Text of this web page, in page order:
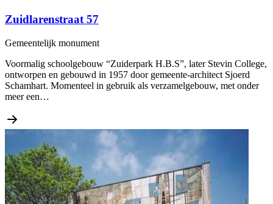
Zuidlarenstraat 57
Gemeentelijk monument
Voormalig schoolgebouw “Zuiderpark H.B.S”, later Stevin College,
ontworpen en gebouwd in 1957 door gemeente-architect Sjoerd
Schamhart. Momenteel in gebruik als verzamelgebouw, met onder
meer een…